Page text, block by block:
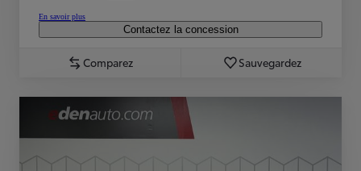
En savoir plus
Contactez la concession
Comparez Sauvegardez